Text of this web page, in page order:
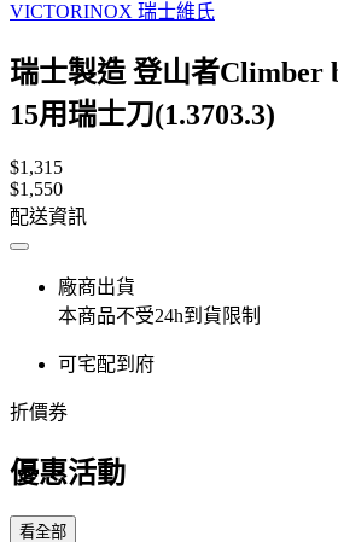
VICTORINOX 瑞士維氏
瑞士製造 登山者Climber
15用瑞士刀(1.3703.3)
$1,315
$1,550
配送資訊
廠商出貨
本商品不受24h到貨限制
可宅配到府
折價券
優惠活動
看全部